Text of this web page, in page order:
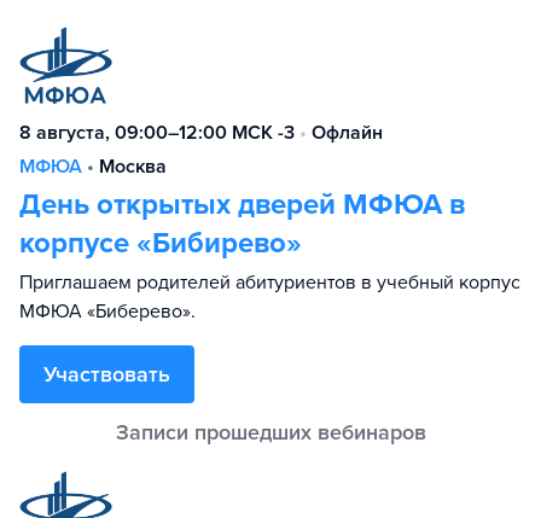
8 августа, 09:00–12:00 МСК -3 • Офлайн
МФЮА • Москва
День открытых дверей МФЮА в
корпусе «Бибирево»
Приглашаем родителей абитуриентов в учебный корпус
МФЮА «Биберево».
Участвовать